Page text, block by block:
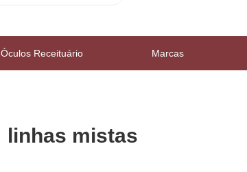
Óculos Receituário Marcas
⁠linhas mistas